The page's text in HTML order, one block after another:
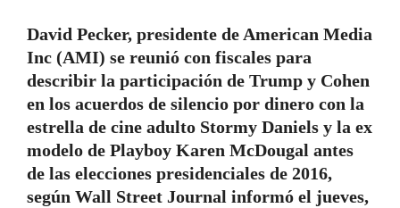
David Pecker, presidente de American Media
Inc (AMI) se reunió con fiscales para
describir la participación de Trump y Cohen
en los acuerdos de silencio por dinero con la
estrella de cine adulto Stormy Daniels y la ex
modelo de Playboy Karen McDougal antes
de las elecciones presidenciales de 2016,
según Wall Street Journal informó el jueves,